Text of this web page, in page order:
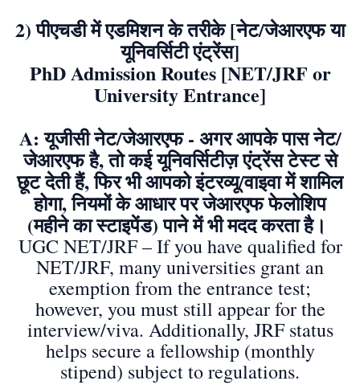
2) पीएचडी में एडमिशन के तरीके [नेट/जेआरएफ या
यूनिवर्सिटी एंट्रेंस]
PhD Admission Routes [NET/JRF or
University Entrance]
A: यूजीसी नेट/जेआरएफ - अगर आपके पास नेट/
जेआरएफ है, तो कई यूनिवर्सिटीज़ एंट्रेंस टेस्ट से
छूट देती हैं, फिर भी आपको इंटरव्यू/वाइवा में शामिल
होगा, नियमों के आधार पर जेआरएफ फेलोशिप
(महीने का स्टाइपेंड) पाने में भी मदद करता है।
UGC NET/JRF – If you have qualified for
NET/JRF, many universities grant an
exemption from the entrance test;
however, you must still appear for the
interview/viva. Additionally, JRF status
helps secure a fellowship (monthly
stipend) subject to regulations.